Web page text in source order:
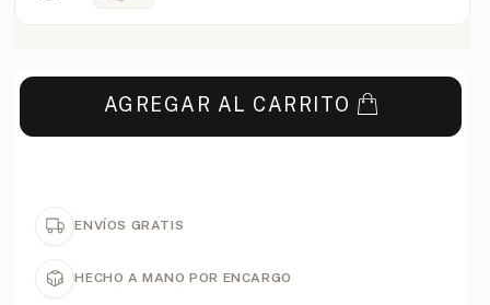
AGREGAR AL CARRITO
ENVÍOS GRATIS
HECHO A MANO POR ENCARGO